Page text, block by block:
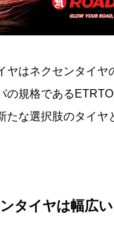
ヤはネクセンタイヤ
の規格である
たな選択肢のタイヤ
タイヤは幅広